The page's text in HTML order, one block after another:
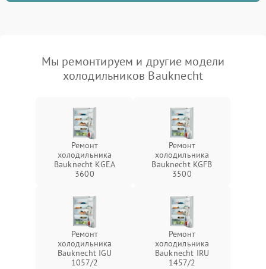
Мы ремонтируем и другие модели
холодильников Bauknecht
Ремонт
холодильника
Bauknecht KGEA
3600
Ремонт
холодильника
Bauknecht KGFB
3500
Ремонт
холодильника
Bauknecht IGU
1057/2
Ремонт
холодильника
Bauknecht IRU
1457/2